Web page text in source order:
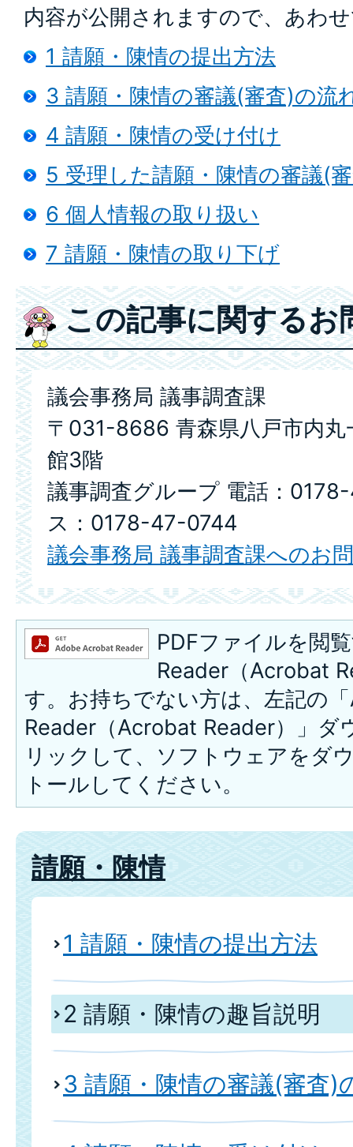
内容が公開されますので、あわ
1 請願・陳情の提出方法
3 請願・陳情の審議(審査)の流
4 請願・陳情の受け付け
5 受理した請願・陳情の審議(
6 個人情報の取り扱い
7 請願・陳情の取り下げ
この記事に関するお
議会事務局 議事調査課
〒031-8686 青森県八戸市内丸
館3階
議事調査グループ 電話：
ス：0178-47-0744
議会事務局 議事調査課へのお
PDFファイルを閲
Reader（Acrobat
す。お持ちでない方は、左記の
Reader（Acrobat Reader）」ダ
リックして、ソフトウェアをダ
トールしてください。
請願・陳情
1 請願・陳情の提出方法
2 請願・陳情の趣旨説明
3 請願・陳情の審議(審査)